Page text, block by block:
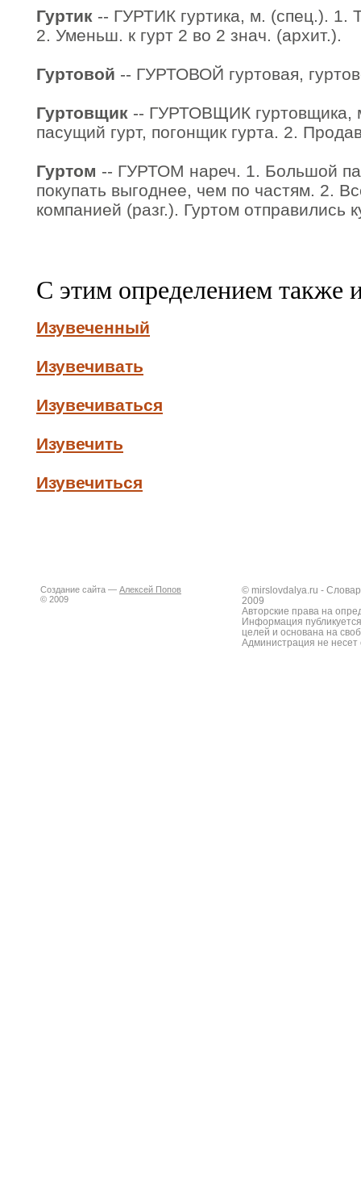
Гуртик -- ГУРТИК гуртика, м. (спец.). 1.
2. Уменьш. к гурт 2 во 2 знач. (архит.).
Гуртовой -- ГУРТОВОЙ гуртовая,
Гуртовщик -- ГУРТОВЩИК гуртовщика,
пасущий гурт, погонщик гурта. 2.
Гуртом -- ГУРТОМ нареч. 1. Большой
покупать выгоднее, чем по частям. 2.
компанией (разг.). Гуртом отправились
С этим определением также
Изувеченный
Изувечивать
Изувечиваться
Изувечить
Изувечиться
Создание сайта — Алексей Попов
© 2009
© mirslovdalya.ru -
2009
Авторские права на
Информация
целей и основана на
Администрация не несет